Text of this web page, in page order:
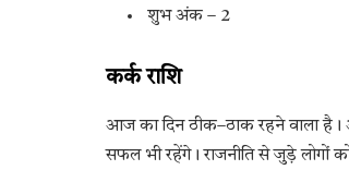
शुभ अंक – 2
कर्क राशि
आज का दिन ठीक–ठाक रहने वाला
सफल भी रहेंगे। राजनीति से जुड़े लोगों